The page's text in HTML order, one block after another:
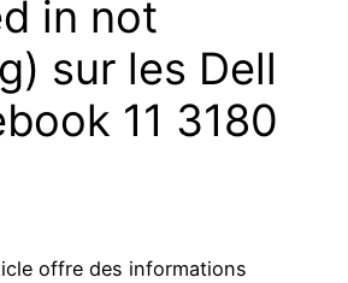
in not
sur les Dell
11 3180
offre des informations